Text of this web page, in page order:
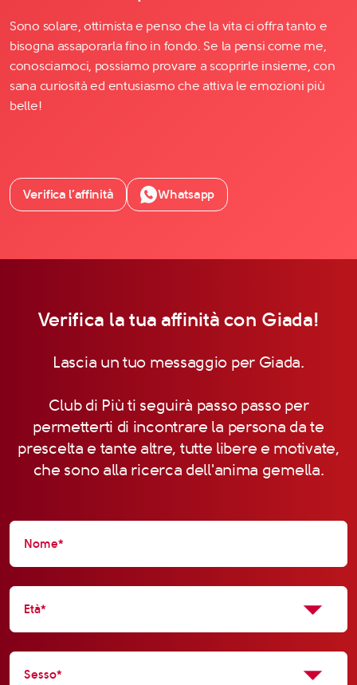
Sono solare, ottimista e penso che la vita ci offra tanto e
bisogna assaporarla fino in fondo. Se la pensi come me,
conosciamoci, possiamo provare a scoprirle insieme, con
sana curiosità ed entusiasmo che attiva le emozioni più
belle!
Verifica l’affinità Whatsapp
Verifica la tua affinità con Giada!
Lascia un tuo messaggio per Giada.
Club di Più ti seguirà passo passo per
permetterti di incontrare la persona da te
prescelta e tante altre, tutte libere e motivate,
che sono alla ricerca dell'anima gemella.